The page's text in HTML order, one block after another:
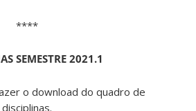
****
SEMESTRE 2021.1
o download do quadro de
disciplinas.